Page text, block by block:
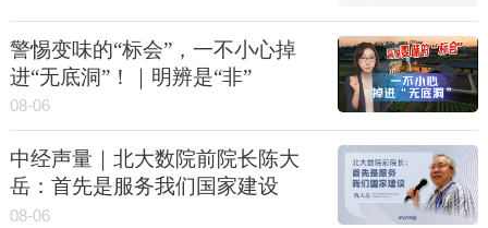
警惕变味的“标会”，一不小心掉
进“无底洞”！｜明辨是“非”
08-06
中经声量｜北大数院前院长陈大
岳：首先是服务我们国家建设
08-06